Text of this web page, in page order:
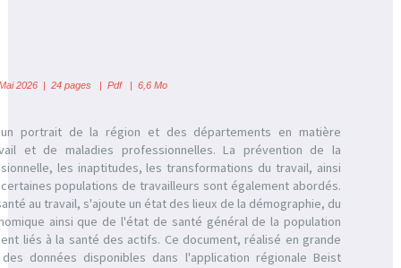
2026 | 24 pages | Pdf | 6,6 Mo
portrait de la région et des départements en matière
et de maladies professionnelles. La prévention de la
les inaptitudes, les transformations du travail, ainsi
populations de travailleurs sont également abordés.
au travail, s'ajoute un état des lieux de la démographie, du
ainsi que de l'état de santé général de la population
liés à la santé des actifs. Ce document, réalisé en grande
données disponibles dans l'application régionale Beist